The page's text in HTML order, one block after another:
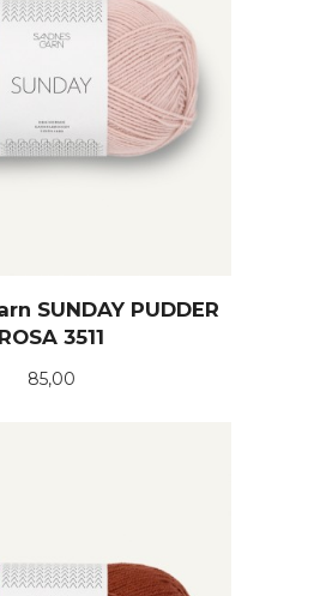
SUNDAY PUDDER
ROSA 3511
Pris
85,00